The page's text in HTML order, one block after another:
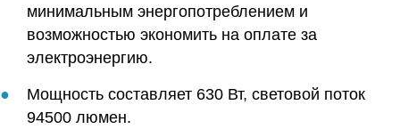
минимальным энергопотреблением и
возможностью экономить на оплате за
электроэнергию.
Мощность составляет 630 Вт, световой поток
94500 люмен.